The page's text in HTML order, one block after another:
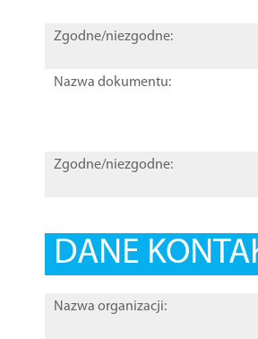
Zgodne/niezgodne:
Nazwa dokumentu:
Zgodne/niezgodne:
DANE
Nazwa organizacji: